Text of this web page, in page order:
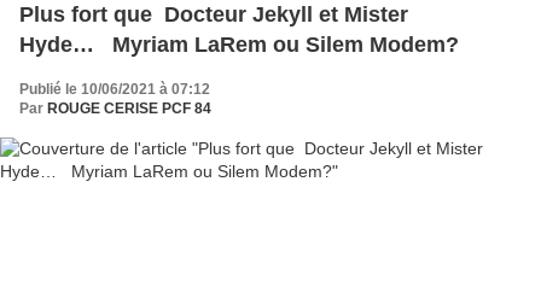
Plus fort que Docteur Jekyll et Mister
Hyde… Myriam LaRem ou Silem Modem?
Publié le 10/06/2021 à 07:12
Par ROUGE CERISE PCF 84